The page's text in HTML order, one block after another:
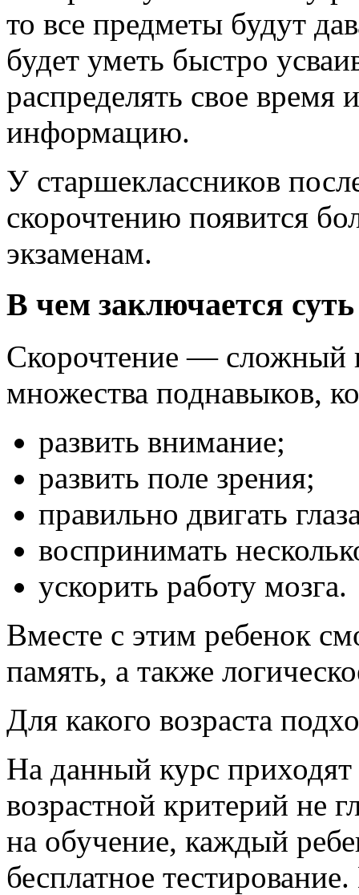
то все предметы будут
будет уметь быстро
распределять свое время
информацию.
У старшеклассников
скорочтению появится
экзаменам.
В чем заключается
Скорочтение — сложный
множества поднавыков,
развить внимание;
развить поле зрения;
правильно двигать
воспринимать
ускорить работу мозга.
Вместе с этим ребенок
память, а также
Для какого возраста
На данный курс
возрастной критерий не
на обучение, каждый
бесплатное